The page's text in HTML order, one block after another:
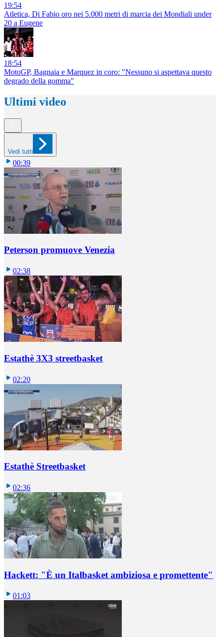
19:54
Atletica, Di Fabio oro nei 5.000 metri di marcia dei Mondiali under
20 a Eugene
18:54
MotoGP, Bagnaia e Marquez in coro: "Nessuno si aspettava questo
degrado della gomma"
Ultimi video
Vedi tutti
00:39
Peterson promuove Venezia
02:38
Estathè 3X3 streetbasket
02:20
Estathè Streetbasket
02:36
Hackett: "È un Italbasket ambiziosa e promettente"
01:03